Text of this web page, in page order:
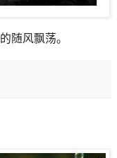
随风飘荡。